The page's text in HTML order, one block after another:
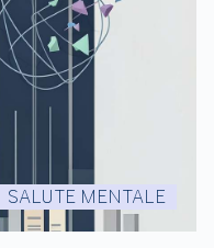
SALUTE MENTALE